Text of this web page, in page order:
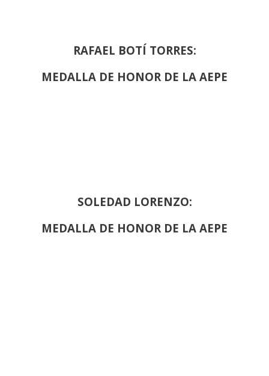
RAFAEL BOTÍ TORRES:
MEDALLA DE HONOR DE LA AEPE
SOLEDAD LORENZO:
MEDALLA DE HONOR DE LA AEPE